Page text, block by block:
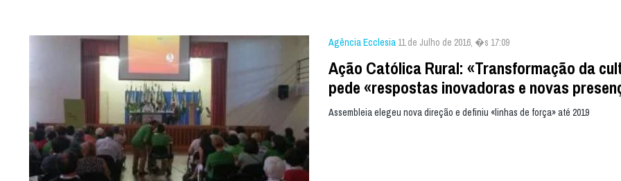
Agência Ecclesia 11 de Julho de 2016, �s 17:09
Ação Católica Rural: «Transformação da
pede «respostas inovadoras e novas
Assembleia elegeu nova direção e definiu «linhas de força» até 2019